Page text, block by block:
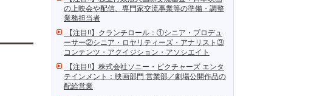
の上映会や配信、専門家交流事業等の準備・調整
業務担当者
【注目!!】クランチロール：①シニア・プロデュ
ーサー②シニア・ロヤリティーズ・アナリスト③
コンテンツ・アクイジション・アソシエイト
【注目!!】株式会社ソニー・ピクチャーズ エンタ
テインメント：映画部門 営業部／劇場公開作品の
配給営業